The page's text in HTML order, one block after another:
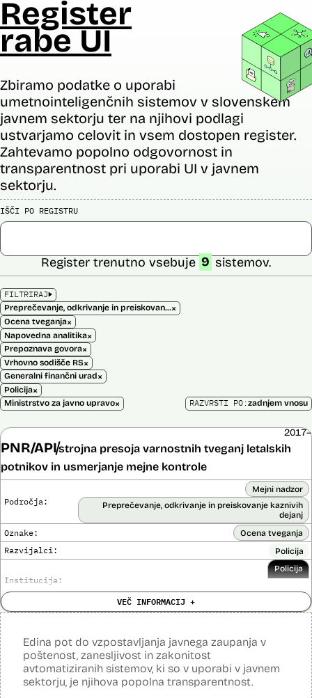
Register
rabe UI
Zbiramo podatke o uporabi
umetnointeligenčnih sistemov v slovenskem
javnem sektorju ter na njihovi podlagi
ustvarjamo celovit in vsem dostopen register.
Zahtevamo popolno odgovornost in
transparentnost pri uporabi UI v javnem
sektorju.
IŠČI PO REGISTRU
FILTRIRAJ
Preprečevanje, odkrivanje in preiskovanje kaznivih dejanj×
Ocena tveganja×
Napovedna analitika×
Prepoznava govora×
Vrhovno sodišče RS×
Generalni finančni urad×
Policija×
Ministrstvo za javno upravo×
Register trenutno vsebuje 9 sistemov.
RAZVRSTI PO:zadnjem vnosu
PNR/APIstrojna presoja varnostnih tveganj letalskih
potnikov in usmerjanje mejne kontrole
2017–
Področja:
Mejni nadzor
Preprečevanje, odkrivanje in preiskovanje kaznivih
dejanj
Oznake: Ocena tveganja
Razvijalci: Policija
Institucija:
Policija
Cena: Neznana ?
Analiza učinka na osebne podatke opravljena:
Posodobljeno: 3. december 2024
Sistem avtomatizirano zbira, obdeluje, presoja varnostna tveganja ter
VEČ INFORMACIJ +
Edina pot do vzpostavljanja javnega zaupanja v
poštenost, zanesljivost in zakonitost
avtomatiziranih sistemov, ki so v uporabi v javnem
sektorju, je njihova popolna transparentnost.